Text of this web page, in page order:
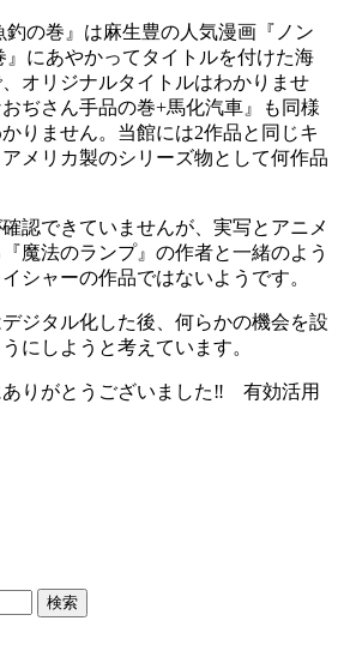
釣の巻』は麻生豊の人気漫画『ノン
』にあやかってタイトルを付けた海
オリジナルタイトルはわかりませ
ぢさん手品の巻+馬化汽車』も同様
りません。当館には2作品と同じキ
メリカ製のシリーズ物として何作品
認できていませんが、実写とアニメ
魔法のランプ』の作者と一緒のよう
シャーの作品ではないようです。
ジタル化した後、何らかの機会を設
にしようと考えています。
りがとうございました‼ 有効活用